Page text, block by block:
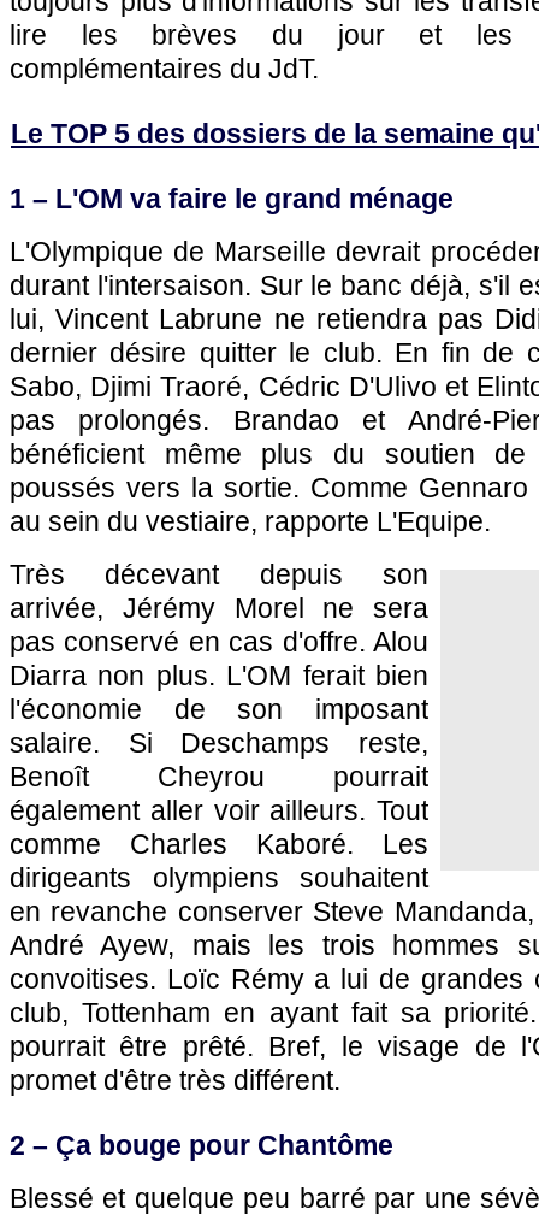
lire les brèves du jour et les
complémentaires du JdT.
Le TOP 5 des dossiers de la semaine
1 – L'OM va faire le grand ménage
L'Olympique de Marseille devrait
durant l'intersaison. Sur le banc déjà, s'il
lui, Vincent Labrune ne retiendra pas
dernier désire quitter le club. En fin de
Sabo, Djimi Traoré, Cédric D'Ulivo et
pas prolongés. Brandao et André-
bénéficient même plus du soutien
poussés vers la sortie. Comme Gennaro
au sein du vestiaire, rapporte L'Equipe.
Très décevant depuis son
arrivée, Jérémy Morel ne sera
pas conservé en cas d'offre. Alou
Diarra non plus. L'OM ferait bien
l'économie de son imposant
salaire. Si Deschamps reste,
Benoît Cheyrou pourrait
également aller voir ailleurs. Tout
comme Charles Kaboré. Les
dirigeants olympiens souhaitent
en revanche conserver Steve
André Ayew, mais les trois hommes
convoitises. Loïc Rémy a lui de grandes
club, Tottenham en ayant fait sa
pourrait être prêté. Bref, le visage de
promet d'être très différent.
2 – Ça bouge pour Chantôme
Blessé et quelque peu barré par une